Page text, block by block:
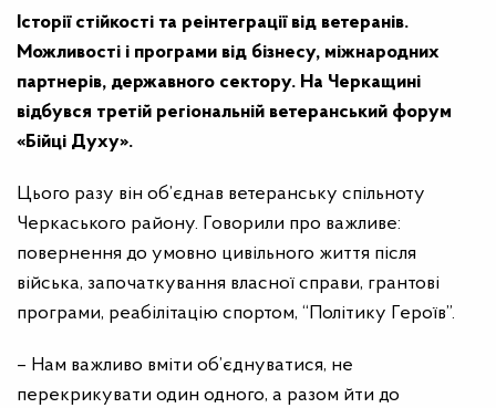
Історії стійкості та реінтеграції від ветеранів.
Можливості і програми від бізнесу, міжнародних
партнерів, державного сектору. На Черкащині
відбувся третій регіональній ветеранський форум
«Бійці Духу».
Цього разу він об’єднав ветеранську спільноту
Черкаського району. Говорили про важливе:
повернення до умовно цивільного життя після
війська, започаткування власної справи, грантові
програми, реабілітацію спортом, “Політику Героїв”.
– Нам важливо вміти об’єднуватися, не
перекрикувати один одного, а разом йти до